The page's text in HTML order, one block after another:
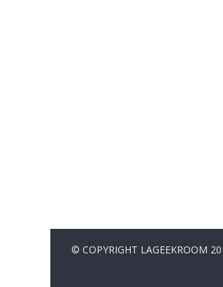
© COPYRIGHT LAGEEKROOM